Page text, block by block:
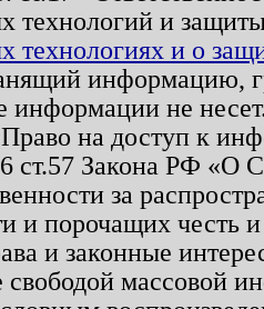
технологий и
технологиях и о
информацию,
информации не
на доступ к
ст.57 Закона РФ «О
за
и порочащих честь
и законные
свободой массовой